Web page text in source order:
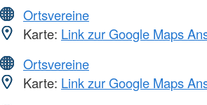
Ortsvereine
Karte: Link zur Google Maps
Ortsvereine
Karte: Link zur Google Maps